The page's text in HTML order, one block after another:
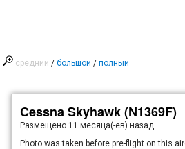
средний /большой /полный
Cessna Skyhawk (N1369F)
Размещено 11 месяца(-ев) назад
Photo was taken before pre-flight on this